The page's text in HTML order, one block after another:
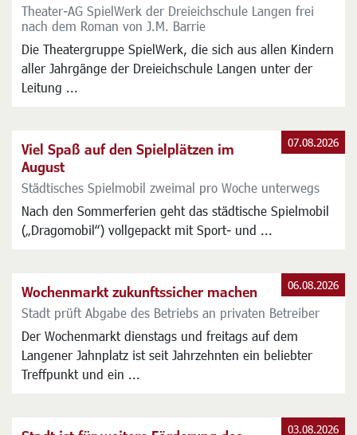
Theater-AG SpielWerk der Dreieichschule Langen frei
nach dem Roman von J.M. Barrie
Die Theatergruppe SpielWerk, die sich aus allen Kindern
aller Jahrgänge der Dreieichschule Langen unter der
Leitung ...
Viel Spaß auf den Spielplätzen im
August
Städtisches Spielmobil zweimal pro Woche unterwegs
Nach den Sommerferien geht das städtische Spielmobil
(„Dragomobil“) vollgepackt mit Sport- und ...
07.08.2026
Wochenmarkt zukunftssicher machen
Stadt prüft Abgabe des Betriebs an privaten Betreiber
Der Wochenmarkt dienstags und freitags auf dem
Langener Jahnplatz ist seit Jahrzehnten ein beliebter
Treffpunkt und ein ...
06.08.2026
03.08.2026